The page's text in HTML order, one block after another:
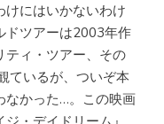
けにはいかないわけ
ドツアーは2003年作
ティ・ツアー、その
ているが、ついぞ本
なかった…。この映画